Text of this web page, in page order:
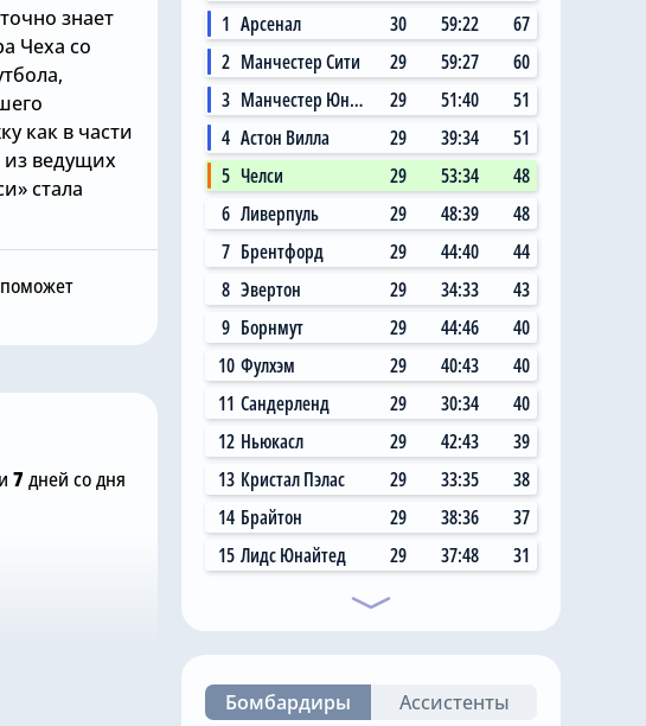
знает
Чеха со
как в части
из ведущих
стала
12:00
на
шокирующую цену в
размере £75 млн за звезду
Сегодня, 11:14
Главный любитель
«привозов» в «Челси»
рад, что он теперь не
самый «старый дядя» в
7дней со дня
1 Арсенал 30 59:22
67
2 Манчестер Сити 29 59:27
60
3
Манчестер Юнайтед 29 51:40
51
4 Астон Вилла 29 39:34
51
5 Челси 29 53:34
48
6 Ливерпуль 29 48:39
48
7 Брентфорд 29 44:40
44
8 Эвертон 29 34:33
43
9 Борнмут 29 44:46
40
10 Фулхэм 29 40:43
40
11 Сандерленд 29 30:34
40
12 Ньюкасл 29 42:43
39
13 Кристал Пэлас 29 33:35
38
14 Брайтон 29 38:36
37
15 Лидс Юнайтед 29 37:48 31
Бомбардиры
Ассистенты